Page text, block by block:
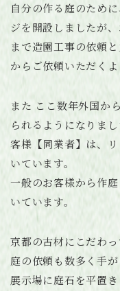
自分の作る庭のため
ジを開設しましたが
まで造園工事の依頼
からご依頼いただくよ
また ここ数年外国か
られるようになりま
客様【同業者】は、
いています。
一般のお客様から作
いています。
京都の古材にこだわ
庭の依頼も数多く手
展示場に庭石を平置